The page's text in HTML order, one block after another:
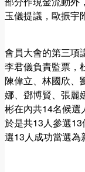
玉儀提議，歐振宇
會員大會的第三項
李君儀負責監票，
陳偉立、林國欣、
娜、鄧博賢、張麗
彬在內共14名候選
於是共13人參選
選13人成功當選為